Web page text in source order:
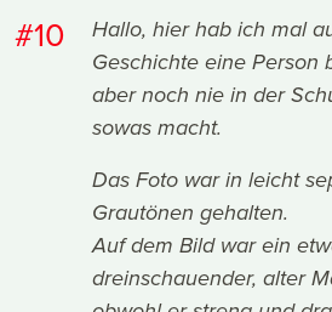
#10
Hallo, hier hab ich mal
Geschichte eine Person
aber noch nie in der
sowas macht.
Das Foto war in leicht
Grautönen gehalten.
Auf dem Bild war ein
dreinschauender, alter